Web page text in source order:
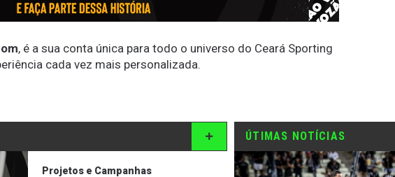
, é a sua conta única para todo o universo do Ceará Sporting
cada vez mais personalizada.
Projetos e Campanhas
ÚTIMAS NOTÍCIAS